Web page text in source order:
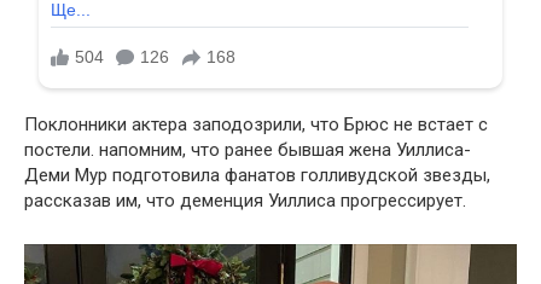
Поклонники актера заподозрили, что Брюс не встает с
постели. напомним, что ранее бывшая жена Уиллиса-
Деми Мур подготовила фанатов голливудской звезды,
рассказав им, что деменция Уиллиса прогрессирует.